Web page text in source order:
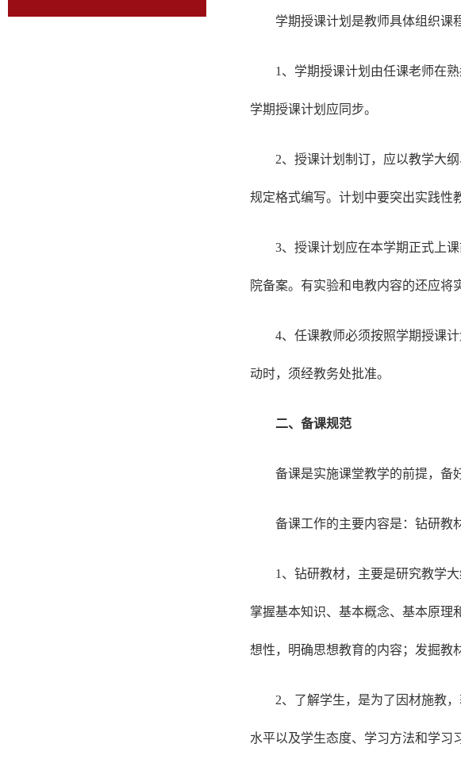
学期授课计划是教师具体组织课
1、学期授课计划由任课老师在
学期授课计划应同步。
2、授课计划制订，应以教学大
规定格式编写。计划中要突出实践性
3、授课计划应在本学期正式上
院备案。有实验和电教内容的还应将
4、任课教师必须按照学期授课
动时，须经教务处批准。
二、备课规范
备课是实施课堂教学的前提，备
备课工作的主要内容是：钻研教
1、钻研教材，主要是研究教学
掌握基本知识、基本概念、基本原理
想性，明确思想教育的内容；发掘教
2、了解学生，是为了因材施教
水平以及学生态度、学习方法和学习